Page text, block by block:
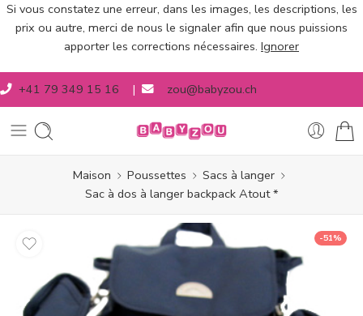
Si vous constatez une erreur, dans les images, les descriptions, les
prix ou autre, merci de nous le signaler afin que nous puissions
apporter les corrections nécessaires. Ignorer
+41 79 349 15 16 | zou@babyzou.ch
Maison Poussettes
Sacs à langer
Sac à dos à langer backpack Atout *
-51%